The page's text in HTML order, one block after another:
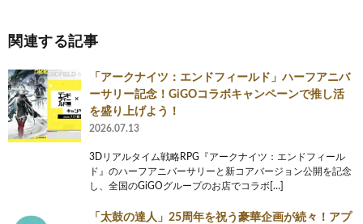
関連する記事
「アークナイツ：エンドフィールド」ハーフアニバ
ーサリー記念！GiGOコラボキャンペーンで推し活
を盛り上げよう！
2026.07.13
3Dリアルタイム戦略RPG『アークナイツ：エンドフィール
ド』のハーフアニバーサリーと新コアバージョン公開を記念
し、全国のGiGOグループのお店でコラボ[…]
「太鼓の達人」25周年を祝う豪華企画が続々！アプ